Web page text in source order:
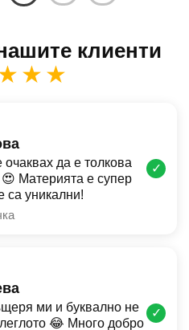
клиенти
очаквах да е толкова
Материята е супер
са уникални!
✓
ми и буквално не
😂 Много добро
✓